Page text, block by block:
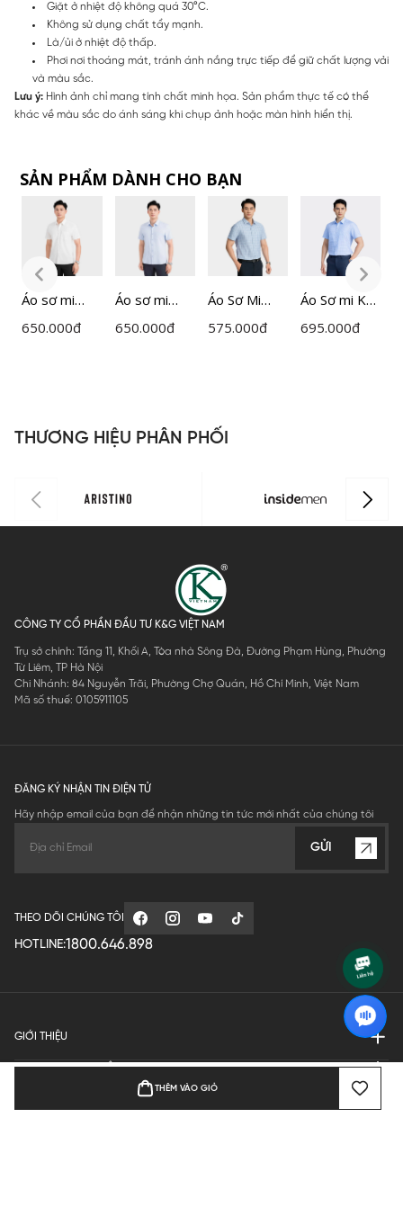
THÊM VÀO GIỎ
Giặt ở nhiệt độ không quá 30°C.
Không sử dụng chất tẩy mạnh.
Là/ủi ở nhiệt độ thấp.
Phơi nơi thoáng mát, tránh ánh nắng trực tiếp để giữ chất lượng vải
và màu sắc.
Lưu ý: Hình ảnh chỉ mang tính chất minh họa. Sản phẩm thực tế có thể
khác về màu sắc do ánh sáng khi chụp ảnh hoặc màn hình hiển thị.
SẢN PHẨM DÀNH CHO BẠN
Áo sơ mi
ngắn tay
0
650.000đ
Áo sơ mi
ngắn tay
0
650.000đ
Áo Sơ Mi
Nam
575.000đ
Áo Sơ mi Kẻ
Nam
695.000đ
THƯƠNG HIỆU PHÂN PHỐI
CÔNG TY CỔ PHẦN ĐẦU TƯ K&G VIỆT NAM
Trụ sở chính: Tầng 11, Khối A, Tòa nhà Sông Đà, Đường Phạm Hùng, Phường
Từ Liêm, TP Hà Nội
Chi Nhánh: 84 Nguyễn Trãi, Phường Chợ Quán, Hồ Chí Minh, Việt Nam
Mã số thuế: 0105911105
ĐĂNG KÝ NHẬN TIN ĐIỆN TỬ
Hãy nhập email của bạn để nhận những tin tức mới nhất của chúng tôi
GỬI
THEO DÕI CHÚNG TÔI
HOTLINE:1800.646.898
GIỚI THIỆU
QUY ĐỊNH HOẠT ĐỘNG